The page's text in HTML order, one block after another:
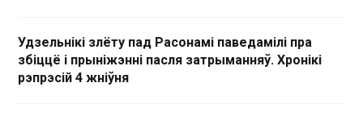
Удзельнікі злёту пад Расонамі паведамілі пра
збіццё і прыніжэнні пасля затрыманняў. Хронікі
рэпрэсій 4 жніўня